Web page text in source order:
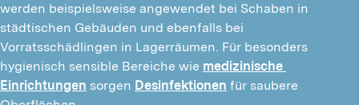
werden beispielsweise angewendet bei Schaben in
städtischen Gebäuden und ebenfalls bei
Vorratsschädlingen in Lagerräumen. Für besonders
hygienisch sensible Bereiche wie medizinische
Einrichtungen sorgen Desinfektionen für saubere